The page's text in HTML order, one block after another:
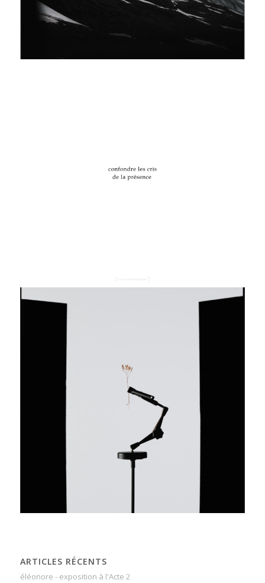
ARTICLES RÉCENTS
éléonore - exposition à l'Acte 2